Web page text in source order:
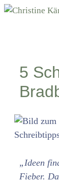
Zum
5
„Ideen
Fieber.